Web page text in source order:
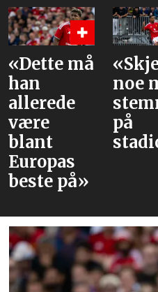
«Skjedde
noe med
stemningen
på
stadion»